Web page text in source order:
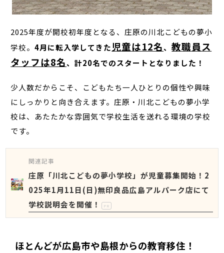
2025年度が開校初年度となる、庄原の川北こどもの夢小
学校。4月に転入学してきた児童は12名、教職員ス
タッフは8名、計20名でのスタートとなりました！
少人数だからこそ、こどもたち一人ひとりの個性や興味
にしっかりと向き合えます。庄原・川北こどもの夢小学
校は、あたたかな雰囲気で学校生活を送れる環境の学校
です。
関連記事
庄原「川北こどもの夢小学校」が児童募集開始！2
025年1月11日(日)無印良品広島アルパーク店にて
学校説明会を開催！
PR
ほとんどが広島市や島根からの教育移住！